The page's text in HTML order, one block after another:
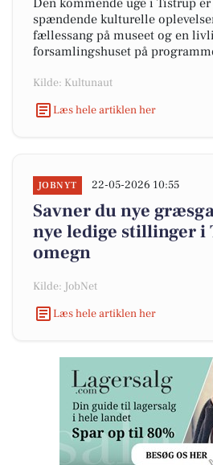
Den kommende uge i Tistrup
spændende kulturelle
fællessang på museet og en
forsamlingshuset på
Kilde: Kultunaut
Læs hele artiklen her
JOBNYT 22-05-2026 10:55
Savner du nye
nye ledige stillinger i
omegn
Kilde: JobNet
Læs hele artiklen her